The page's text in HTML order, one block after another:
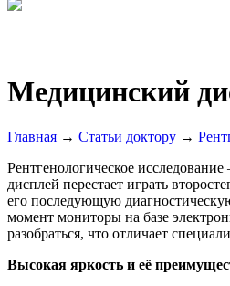
Медицинский
Главная → Статьи доктору →
Рентгенологическое
дисплей перестает играть
его последующую
момент мониторы на базе
разобраться, что отличает
Высокая яркость и её